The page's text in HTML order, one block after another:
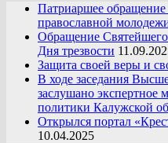
Патриаршее
православной
Обращение
Дня трезвости
Защита своей веры и
В ходе заседания
заслушано экспертное
политики Калужской
Открылся портал
10.04.2025